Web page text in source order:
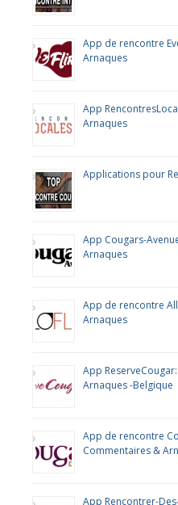
App de rencontre
Arnaques
App
Arnaques
Applications pour
App Cougars-
Arnaques
App de rencontre
Arnaques
App
Arnaques -Belgique
App de rencontre
Commentaires &
App Rencontrer-